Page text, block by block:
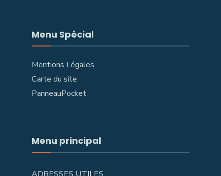
Menu Spécial
Mentions Légales
Carte du site
PanneauPocket
Menu principal